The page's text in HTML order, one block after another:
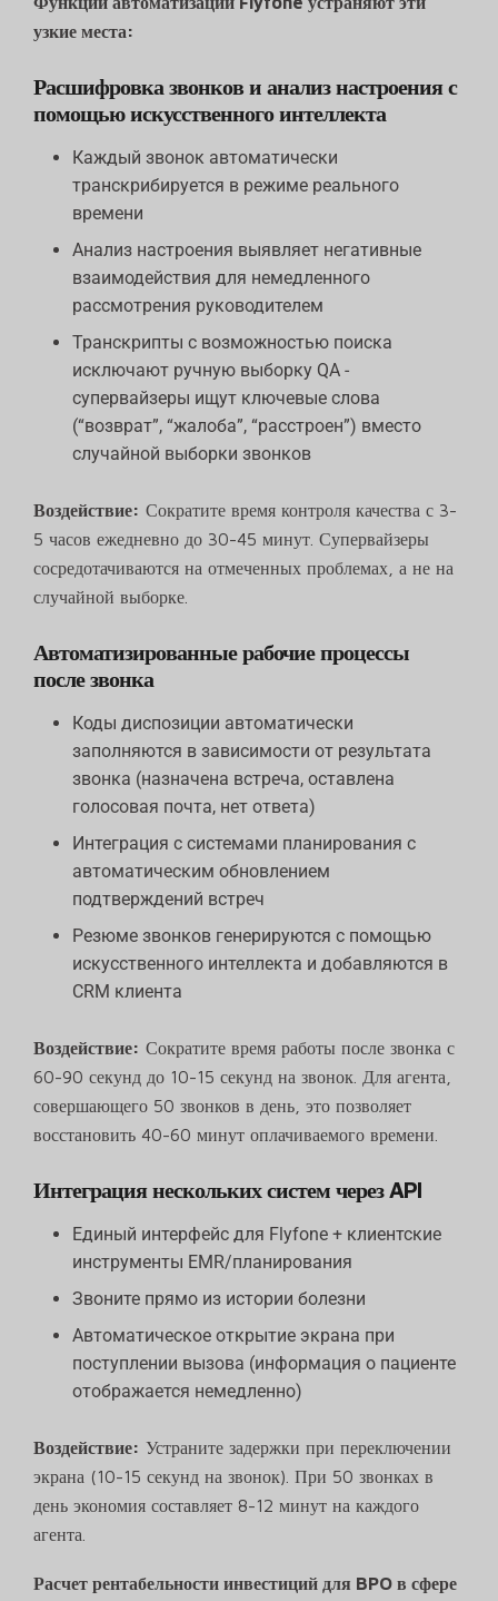
узкие места:
Расшифровка звонков и анализ настроения с
помощью искусственного интеллекта
Каждый звонок автоматически
транскрибируется в режиме реального
времени
Анализ настроения выявляет негативные
взаимодействия для немедленного
рассмотрения руководителем
Транскрипты с возможностью поиска
исключают ручную выборку QA -
супервайзеры ищут ключевые слова
(“возврат”, “жалоба”, “расстроен”) вместо
случайной выборки звонков
Воздействие: Сократите время контроля качества с 3-
5 часов ежедневно до 30-45 минут. Супервайзеры
сосредотачиваются на отмеченных проблемах, а не на
случайной выборке.
Автоматизированные рабочие процессы
после звонка
Коды диспозиции автоматически
заполняются в зависимости от результата
звонка (назначена встреча, оставлена
голосовая почта, нет ответа)
Интеграция с системами планирования с
автоматическим обновлением
подтверждений встреч
Резюме звонков генерируются с помощью
искусственного интеллекта и добавляются в
CRM клиента
Воздействие: Сократите время работы после звонка с
60-90 секунд до 10-15 секунд на звонок. Для агента,
совершающего 50 звонков в день, это позволяет
восстановить 40-60 минут оплачиваемого времени.
Интеграция нескольких систем через API
Единый интерфейс для Flyfone + клиентские
инструменты EMR/планирования
Звоните прямо из истории болезни
Автоматическое открытие экрана при
поступлении вызова (информация о пациенте
отображается немедленно)
Воздействие: Устраните задержки при переключении
экрана (10-15 секунд на звонок). При 50 звонках в
день экономия составляет 8-12 минут на каждого
агента.
Расчет рентабельности инвестиций для BPO в сфере